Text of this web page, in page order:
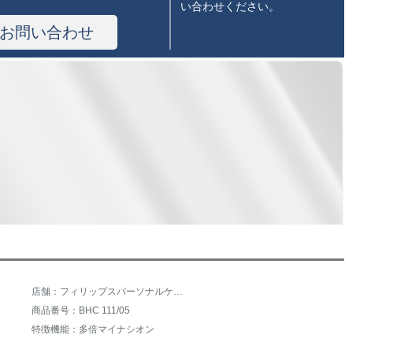
お問い合わせ
い合わせください。
店舗：フィリップスパーソナルケア旗艦店
商品番号：BHC 111/05
特徴機能：多倍マイナシオン